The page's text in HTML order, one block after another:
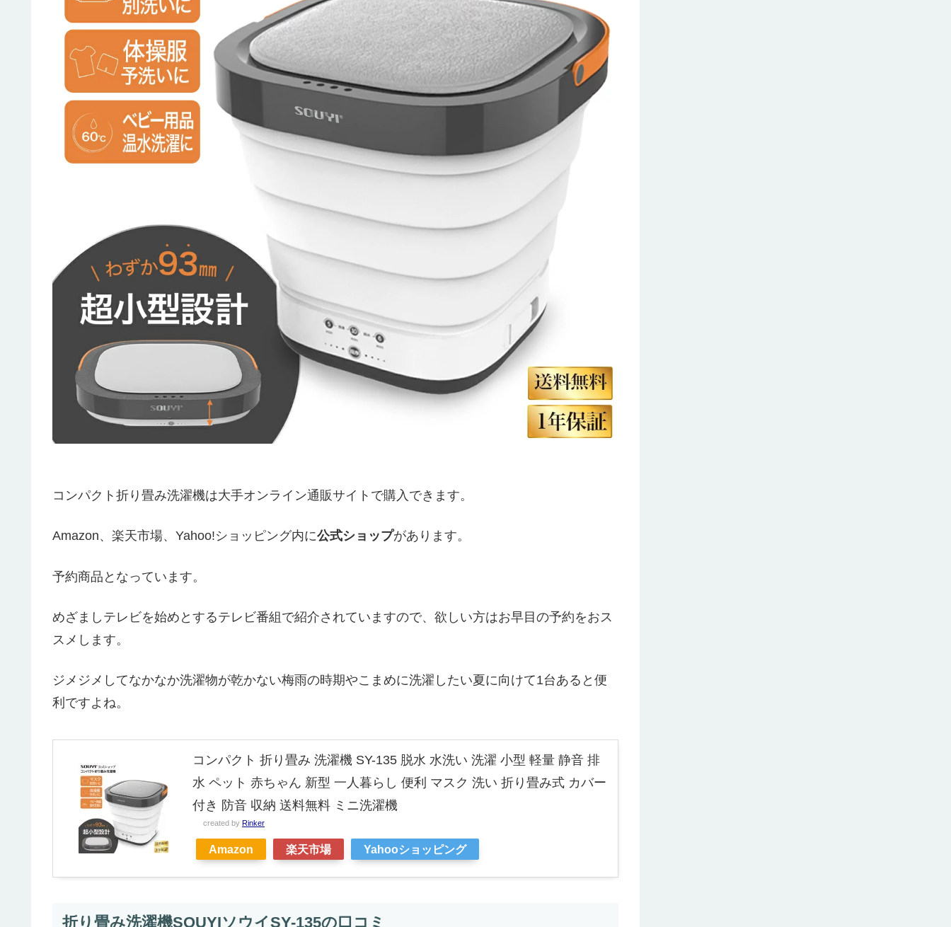
コンパクト折り畳み洗濯機は大手オンライン通販サイトで購入できます。
Amazon、楽天市場、Yahoo!ショッピング内に公式ショップがあります。
予約商品となっています。
めざましテレビを始めとするテレビ番組で紹介されていますので、欲しい方はお早目の予約をおス
スメします。
ジメジメしてなかなか洗濯物が乾かない梅雨の時期やこまめに洗濯したい夏に向けて1台あると便
利ですよね。
コンパクト 折り畳み 洗濯機 SY-135 脱水 水洗い 洗濯 小型 軽量 静音 排
水 ペット 赤ちゃん 新型 一人暮らし 便利 マスク 洗い 折り畳み式 カバー
付き 防音 収納 送料無料 ミニ洗濯機
created by Rinker
Amazon 楽天市場 Yahooショッピング
折り畳み洗濯機SOUYIソウイSY-135の口コミ